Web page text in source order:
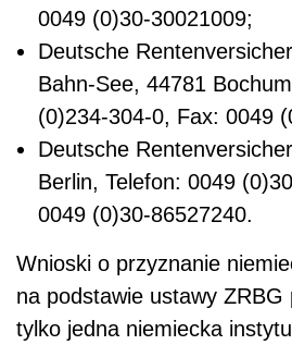
0049 (0)30-30021009;
Deutsche
Bahn-See, 44781
(0)234-304-0, Fax: 0049
Deutsche
Berlin, Telefon: 0049
0049 (0)30-86527240.
Wnioski o przyznanie
na podstawie ustawy ZRBG
tylko jedna niemiecka